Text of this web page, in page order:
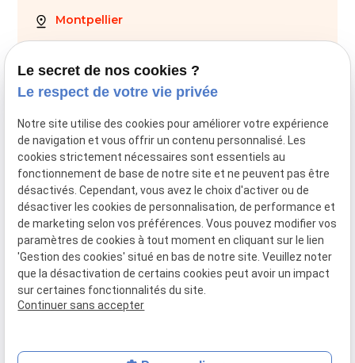
Montpellier
28 Av. de Maurin
34000 Montpellier
04 67 59 70 05
SIRET :44034651800028
Mentions légales
RGPD
Politique de confidentialité
Le secret de nos cookies ?
Le respect de votre vie privée
Notre site utilise des cookies pour améliorer votre expérience
de navigation et vous offrir un contenu personnalisé. Les
cookies strictement nécessaires sont essentiels au
fonctionnement de base de notre site et ne peuvent pas être
désactivés. Cependant, vous avez le choix d'activer ou de
désactiver les cookies de personnalisation, de performance et
de marketing selon vos préférences. Vous pouvez modifier vos
paramètres de cookies à tout moment en cliquant sur le lien
'Gestion des cookies' situé en bas de notre site. Veuillez noter
que la désactivation de certains cookies peut avoir un impact
sur certaines fonctionnalités du site.
Continuer sans accepter